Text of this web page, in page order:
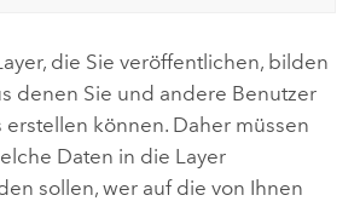
die Sie veröffentlichen, bilden
denen Sie und andere Benutzer
können.Daher müssen
Daten in die Layer
sollen, wer auf die von Ihnen